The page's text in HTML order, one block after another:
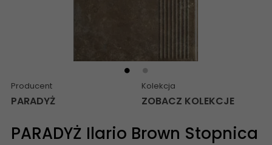
Producent
PARADYŻ
Kolekcja
ZOBACZ KOLEKCJE
PARADYŻ Ilario Brown Stopnica